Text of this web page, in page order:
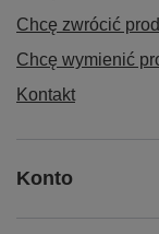
Chcę zwrócić
Chcę wymienić
Kontakt
Konto